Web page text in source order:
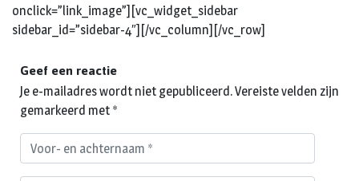
onclick=”link_image”][vc_widget_sidebar
sidebar_id=”sidebar-4″][/vc_column][/vc_row]
Geef een reactie
Je e-mailadres wordt niet gepubliceerd.Vereiste velden zijn
gemarkeerd met *